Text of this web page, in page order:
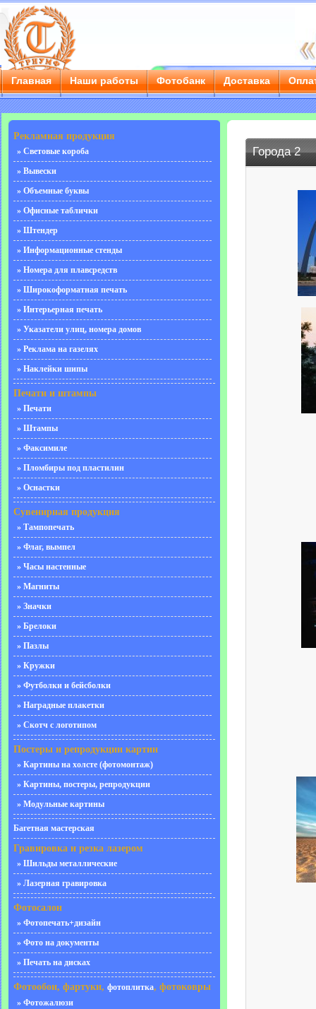
Главная Наши работы Фотобанк Доставка
г. Саратов, ул. Чернышевского, д. 55/3е, тел.: 8 (8452)
Рекламная продукция
» Световые короба
» Вывески
» Объемные буквы
» Офисные таблички
» Штендер
» Информационные стенды
» Номера для плавсредств
» Широкоформатная печать
» Интерьерная печать
» Указатели улиц, номера домов
» Реклама на газелях
» Наклейки шипы
Печати и штампы
» Печати
» Штампы
» Факсимиле
» Пломбиры под пластилин
» Оснастки
Сувенирная продукция
» Тампопечать
» Флаг, вымпел
» Часы настенные
» Магниты
» Значки
» Брелоки
» Пазлы
» Кружки
» Футболки и бейсболки
» Наградные плакетки
» Скотч с логотипом
Постеры и репродукции картин
» Картины на холсте (фотомонтаж)
» Картины, постеры, репродукции
» Модульные картины
Багетная мастерская
Гравировка и резка лазером
» Шильды металлические
» Лазерная гравировка
Фотосалон
» Фотопечать+дизайн
» Фото на документы
» Печать на дисках
Фотообои, фартуки, фотоплитка, фотоковры
» Фотожалюзи
Города 2